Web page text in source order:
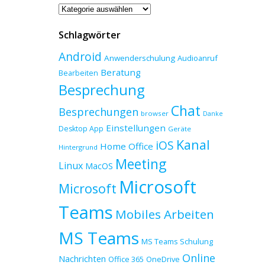
Beitragskategorien
Schlagwörter
Android Anwenderschulung Audioanruf
Bearbeiten Beratung
Besprechung
Besprechungen browser Chat Danke
Desktop App Einstellungen Geräte
Hintergrund Home Office iOS Kanal
Linux MacOS Meeting
Microsoft Microsoft
Teams Mobiles Arbeiten
MS Teams MS Teams Schulung
Nachrichten Office 365 OneDrive Online